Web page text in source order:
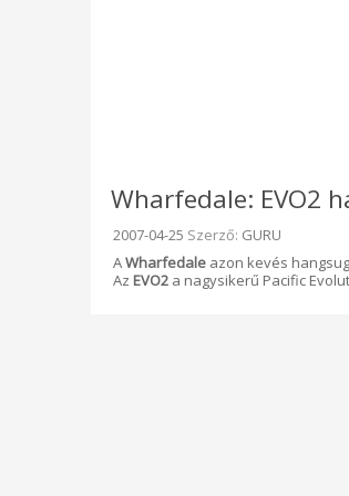
Wharfedale: EVO2
Beküldve:
2007-04-25 Szerző: GURU
AWharfedale azon kevés
Az EVO2 a nagysikerű Pacific